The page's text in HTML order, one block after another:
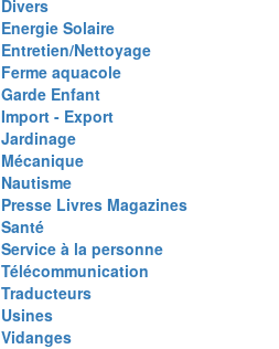
Divers
Energie Solaire
Entretien/Nettoyage
Ferme aquacole
Garde Enfant
Import - Export
Jardinage
Mécanique
Nautisme
Presse Livres Magazines
Santé
Service à la personne
Télécommunication
Traducteurs
Usines
Vidanges